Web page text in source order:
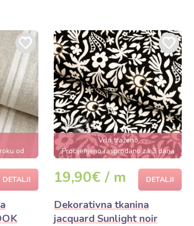
od
DETALJI
Vrlo traženo
Procijenjeno rasprodano za 3 dana
19,90€ / m DETALJI
Dekorativna tkanina
jacquard Sunlight noir